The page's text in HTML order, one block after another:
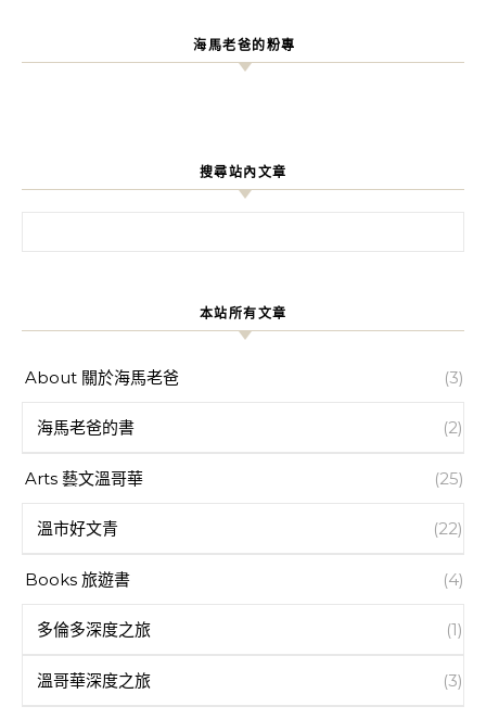
海馬老爸的粉專
搜尋站內文章
本站所有文章
About 關於海馬老爸 (3)
海馬老爸的書 (2)
Arts 藝文溫哥華 (25)
溫市好文青 (22)
Books 旅遊書 (4)
多倫多深度之旅 (1)
溫哥華深度之旅 (3)